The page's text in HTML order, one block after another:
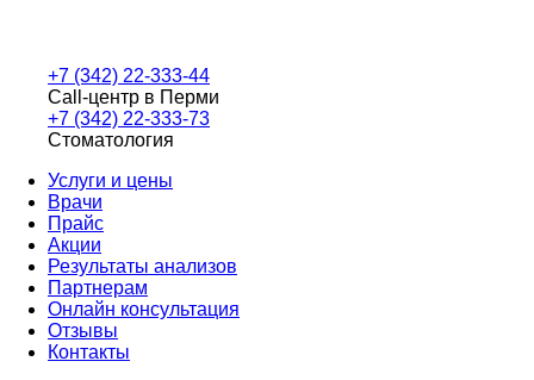
+7 (342) 22-333-44
Call-центр в Перми
+7 (342) 22-333-73
Стоматология
Услуги и цены
Врачи
Прайс
Акции
Результаты анализов
Партнерам
Онлайн консультация
Отзывы
Контакты